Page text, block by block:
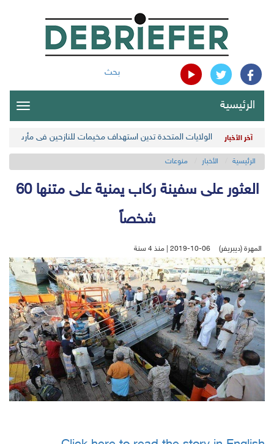
بحث
الرئيسية
آخر الأخبار الولايات المتحدة تدين استهداف مخيمات للنازحين في مأرب
الرئيسية الأخبار منوعات
العثور على سفينة ركاب يمنية على متنها 60
شخصاً
المهرة (ديبريفر) 2019-10-06 | منذ 4 سنة